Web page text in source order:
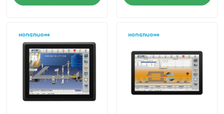
Fabrik Tour
Qualitätskontrolle